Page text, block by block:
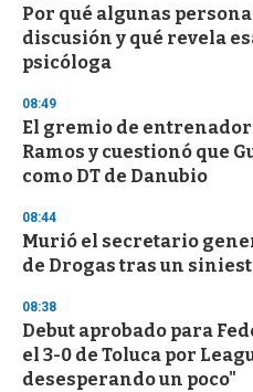
Por qué algunas
discusión y qué revela
psicóloga
08:49
El gremio de
Ramos y cuestionó que
como DT de Danubio
08:44
Murió el secretario
de Drogas tras un
08:38
Debut aprobado para
el 3-0 de Toluca por
desesperando un poco"